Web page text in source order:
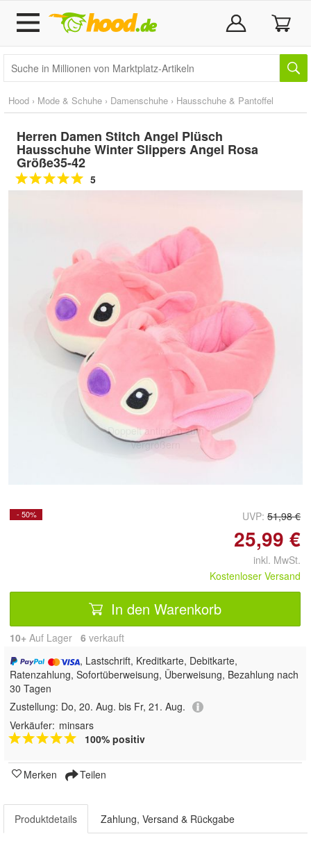
Hood › Mode & Schuhe › Damenschuhe › Hausschuhe & Pantoffel
Herren Damen Stitch Angel Plüsch
Hausschuhe Winter Slippers Angel Rosa
Größe35-42
5
Doppelt antippen zum
vergrößern
- 50% UVP: 51,98 €
25,99 €
inkl. MwSt.
Kostenloser Versand
In den Warenkorb
10+ Auf Lager 6 verkauft
, Lastschrift, Kreditkarte, Debitkarte,
Ratenzahlung, Sofortüberweisung, Überweisung, Bezahlung nach
30 Tagen
Zustellung: Do, 20. Aug. bis Fr, 21. Aug.
Verkäufer: minsars
100% positiv
Merken Teilen
Produktdetails Zahlung, Versand & Rückgabe